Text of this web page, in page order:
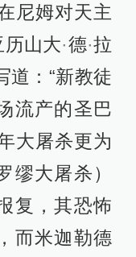
尼姆对天主
山大·德·拉
道：“新教徒
流产的圣巴
大屠杀更为
缪大屠杀）
复，其恐怖
而米迦勒德